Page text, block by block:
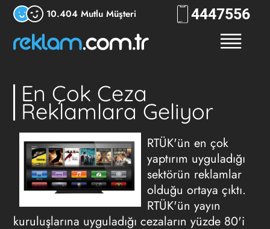
10.404 Mutlu Müşteri 4447556
En Çok Ceza
Reklamlara Geliyor
RTÜK'ün en çok
yaptırım uyguladığı
sektörün reklamlar
olduğu ortaya çıktı.
RTÜK'ün yayın
kuruluşlarına uyguladığı cezaların yüzde 80'i